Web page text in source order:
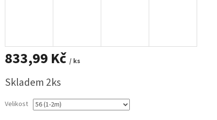
833,99 Kč / ks
cena:
Skladem 2ks
Velikost